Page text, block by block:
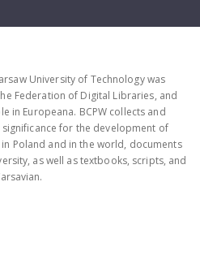
University of Technology was
Federation of Digital Libraries, and
in Europeana. BCPW collects and
for the development of
Poland and in the world, documents
as well as textbooks, scripts, and